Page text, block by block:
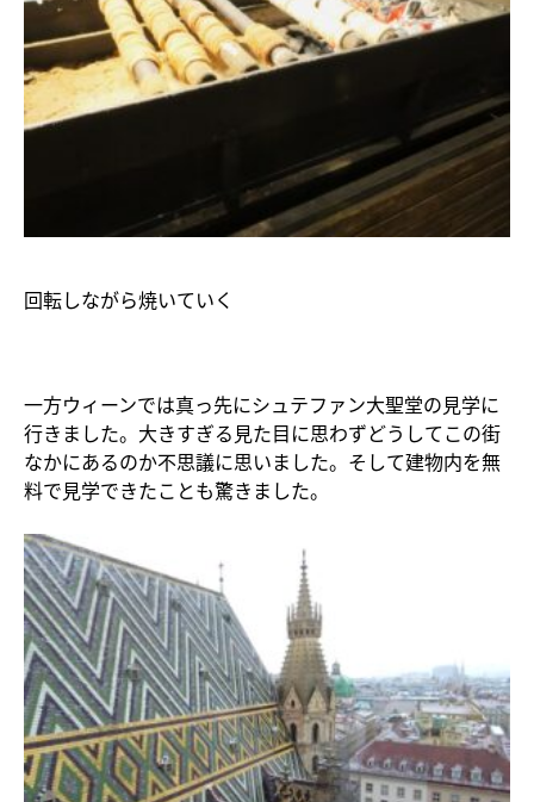
回転しながら焼いていく
一方ウィーンでは真っ先にシュテファン大聖堂の見学に
行きました。大きすぎる見た目に思わずどうしてこの街
なかにあるのか不思議に思いました。そして建物内を無
料で見学できたことも驚きました。